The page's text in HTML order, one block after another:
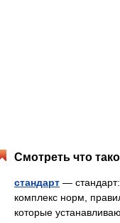
Смотреть что
стандарт —
комплекс норм,
которые